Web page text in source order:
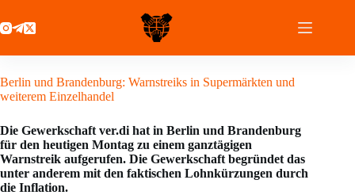
Inhalt
springen
Berlin und Brandenburg: Warnstreiks in Supermärkten und
weiterem Einzelhandel
Die Gewerkschaft ver.di hat in Berlin und Brandenburg
für den heutigen Montag zu einem ganztägigen
Warnstreik aufgerufen. Die Gewerkschaft begründet das
unter anderem mit den faktischen Lohnkürzungen durch
die Inflation.